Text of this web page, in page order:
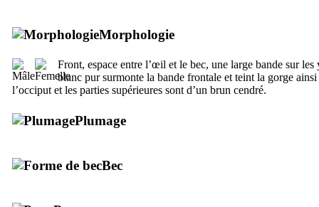
Morphologie
Front, espace entre l’œil et le bec, une large bande sur
blanc pur surmonte la bande frontale et teint la gorge
l’occiput et les parties supérieures sont d’un brun cendré.
Plumage
Bec